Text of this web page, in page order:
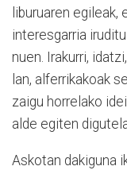
liburuaren egileak,
interesgarria
nuen. Irakurri,
lan, alferrikakoak
zaigu horrelako
alde egiten
Askotan dakiguna